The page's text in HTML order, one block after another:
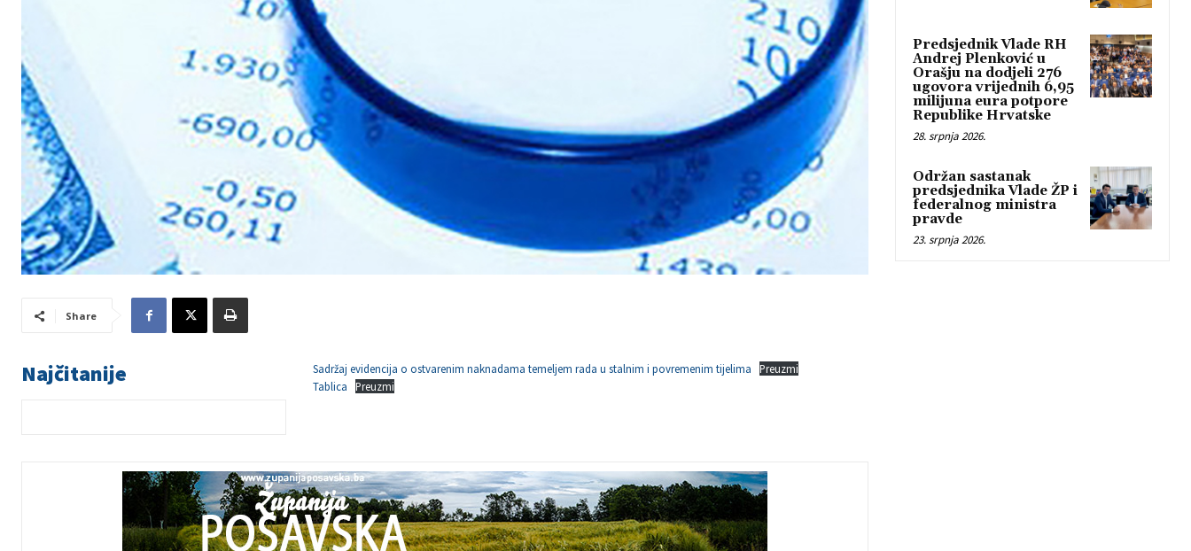
Share
Najčitanije Sadržaj evidencija o ostvarenim naknadama temeljem rada u stalnim i povremenim tijelima
Preuzmi
Tablica
Preuzmi
Predsjednik Vlade RH
Andrej Plenković u
Orašju na dodjeli 276
ugovora vrijednih 6,95
milijuna eura potpore
Republike Hrvatske
28. srpnja 2026.
Održan sastanak
predsjednika Vlade ŽP i
federalnog ministra
pravde
23. srpnja 2026.